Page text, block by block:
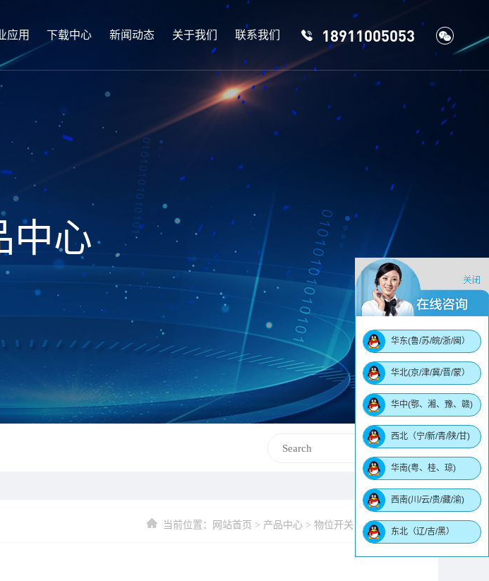
应用 下载中心 新闻动态 关于我们 联系我们 18911005053
中心
业务，只收取成本费。
当前位置：网站首页 > 产品中心 > 物位开关 > 音叉液位开关
华东(鲁/苏/皖/浙/闽）
华北(京/津/冀/晋/蒙）
华中(鄂、湘、豫、赣)
西北（宁/新/青/陕/甘)
华南(粤、桂、琼)
西南(川/云/贵/藏/渝)
东北（辽/吉/黑）